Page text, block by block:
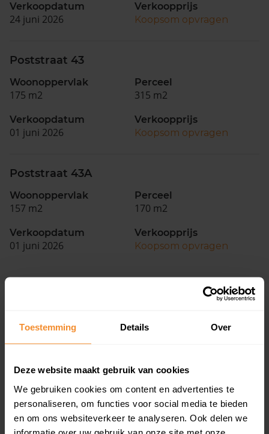
Toestemming Details Over
Deze website maakt gebruik van cookies
We gebruiken cookies om content en advertenties te
personaliseren, om functies voor social media te bieden
en om ons websiteverkeer te analyseren. Ook delen we
informatie over uw gebruik van onze site met onze
Verkoopdatum
24 juni 2026
Verkoopprijs
Koopsom opvragen
Poststraat 43
Woonoppervlak
175 m2
Perceel
315 m2
Verkoopdatum
01 juni 2026
Verkoopprijs
Koopsom opvragen
Poststraat 43A
Woonoppervlak
157 m2
Perceel
170 m2
Verkoopdatum
01 juni 2026
Verkoopprijs
Koopsom opvragen
33%
Koopwoningen
67%
Huurwoningen